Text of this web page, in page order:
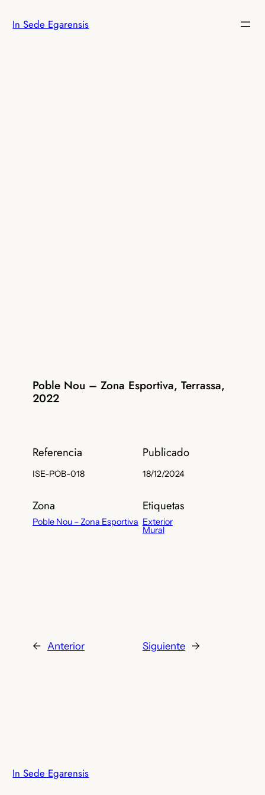
In Sede Egarensis
Poble Nou – Zona Esportiva, Terrassa,
2022
Referencia
ISE-POB-018
Zona
Poble Nou – Zona Esportiva
Publicado
18/12/2024
Etiquetas
Exterior
Mural
← Anterior Siguiente →
In Sede Egarensis